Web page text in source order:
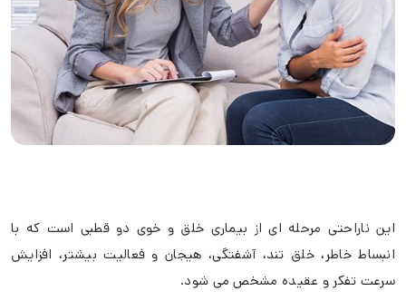
اين ناراحتی مرحله ای از بيماری خلق و خوی دو قطبی است که با
انبساط خاطر، خلق تند، آشفتگی، هيجان و فعاليت بيشتر، افزايش
سرعت تفکر و عقيده مشخص می شود.